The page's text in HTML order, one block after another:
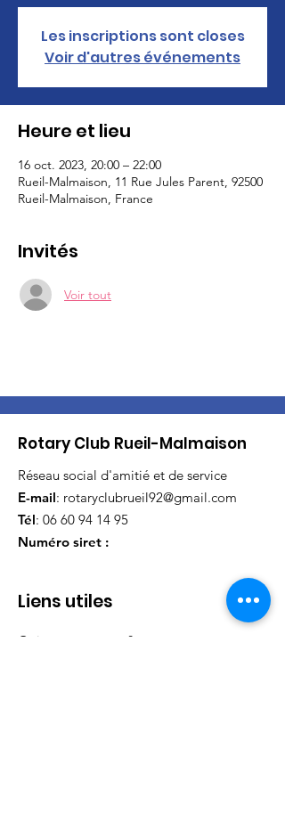
Les inscriptions sont closes
Voir d'autres événements
Heure et lieu
16 oct. 2023, 20:00 – 22:00
Rueil-Malmaison, 11 Rue Jules Parent, 92500
Rueil-Malmaison, France
Invités
Voir tout
Rotary Club Rueil-Malmaison
Réseau social d'amitié et de service
E-mail: rotaryclubrueil92@gmail.com
Tél: 06 60 94 14 95
Numéro siret :
Liens utiles
Qui sommes nous ?